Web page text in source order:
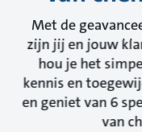
Met de
zijn jij en jouw
hou je het
kennis en
en geniet van 6
van